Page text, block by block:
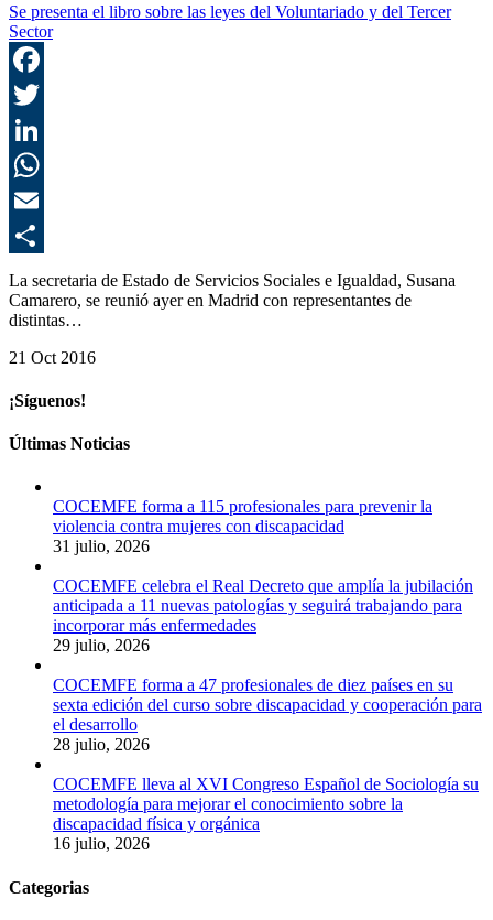
Se presenta el libro sobre las leyes del Voluntariado y del Tercer
Sector
La secretaria de Estado de Servicios Sociales e Igualdad, Susana
Camarero, se reunió ayer en Madrid con representantes de
distintas…
21 Oct 2016
¡Síguenos!
Últimas Noticias
COCEMFE forma a 115 profesionales para prevenir la
violencia contra mujeres con discapacidad
31 julio, 2026
COCEMFE celebra el Real Decreto que amplía la jubilación
anticipada a 11 nuevas patologías y seguirá trabajando para
incorporar más enfermedades
29 julio, 2026
COCEMFE forma a 47 profesionales de diez países en su
sexta edición del curso sobre discapacidad y cooperación para
el desarrollo
28 julio, 2026
COCEMFE lleva al XVI Congreso Español de Sociología su
metodología para mejorar el conocimiento sobre la
discapacidad física y orgánica
16 julio, 2026
Categorias